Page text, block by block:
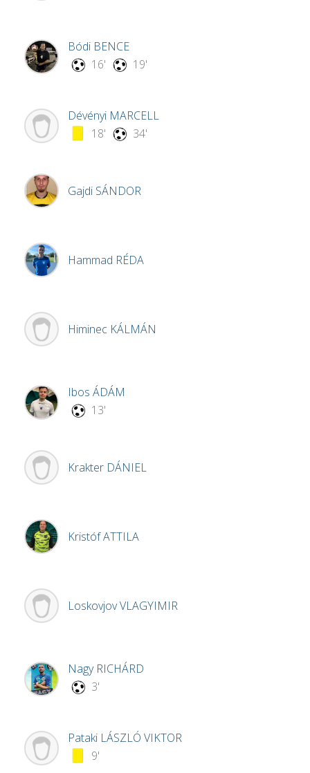
Bódi BENCE
16'
19'
Dévényi MARCELL
18'
34'
Gajdi SÁNDOR
Hammad RÉDA
Himinec KÁLMÁN
Ibos ÁDÁM
13'
Krakter DÁNIEL
KristófATTILA
LoskovjovVLAGYIMIR
Nagy RICHÁRD
3'
Pataki LÁSZLÓ VIKTOR
9'